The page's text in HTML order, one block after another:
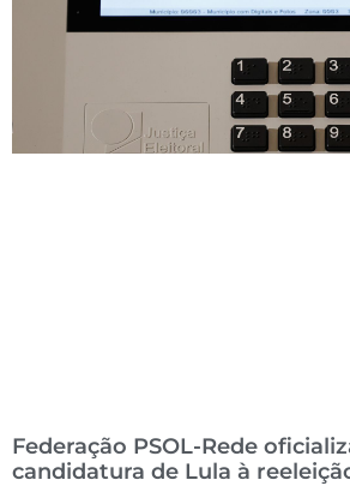
Federação PSOL-Rede
candidatura de Lula à